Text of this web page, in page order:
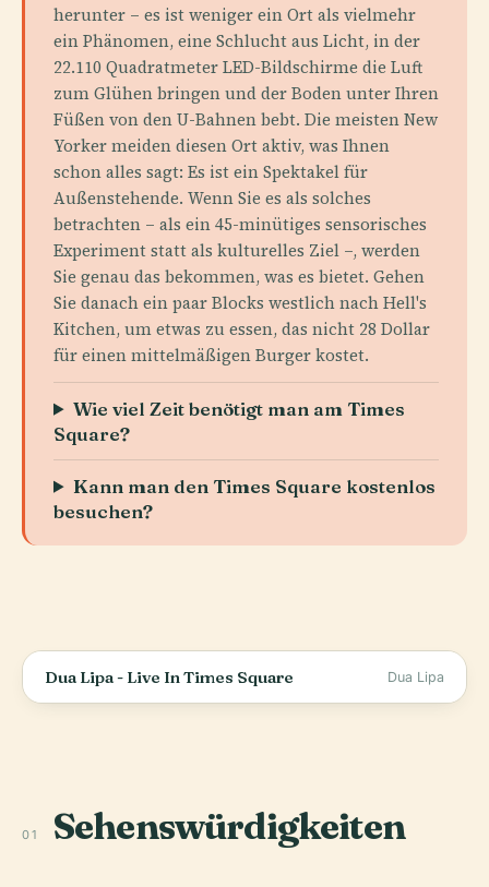
herunter – es ist weniger ein Ort als vielmehr
ein Phänomen, eine Schlucht aus Licht, in der
22.110 Quadratmeter LED-Bildschirme die Luft
zum Glühen bringen und der Boden unter Ihren
Füßen von den U-Bahnen bebt. Die meisten New
Yorker meiden diesen Ort aktiv, was Ihnen
schon alles sagt: Es ist ein Spektakel für
Außenstehende. Wenn Sie es als solches
betrachten – als ein 45-minütiges sensorisches
Experiment statt als kulturelles Ziel –, werden
Sie genau das bekommen, was es bietet. Gehen
Sie danach ein paar Blocks westlich nach Hell's
Kitchen, um etwas zu essen, das nicht 28 Dollar
für einen mittelmäßigen Burger kostet.
Wie viel Zeit benötigt man am Times
Square?
Kann man den Times Square kostenlos
besuchen?
Dua Lipa - Live In Times Square Dua Lipa
01 Sehenswürdigkeiten